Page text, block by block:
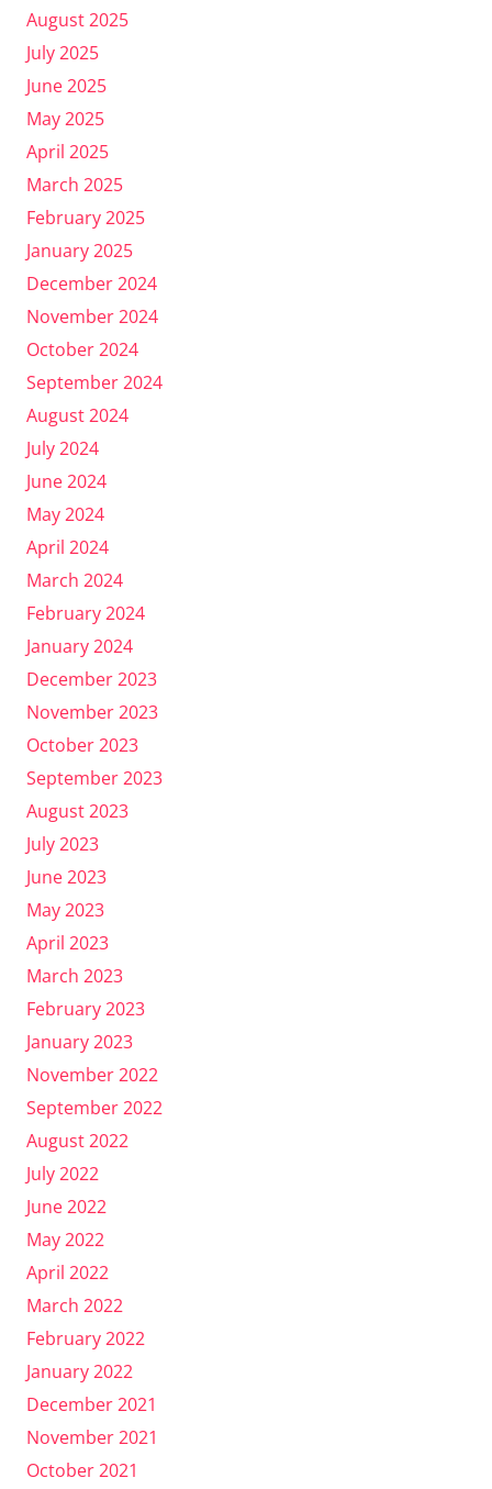
August 2025
July 2025
June 2025
May 2025
April 2025
March 2025
February 2025
January 2025
December 2024
November 2024
October 2024
September 2024
August 2024
July 2024
June 2024
May 2024
April 2024
March 2024
February 2024
January 2024
December 2023
November 2023
October 2023
September 2023
August 2023
July 2023
June 2023
May 2023
April 2023
March 2023
February 2023
January 2023
November 2022
September 2022
August 2022
July 2022
June 2022
May 2022
April 2022
March 2022
February 2022
January 2022
December 2021
November 2021
October 2021